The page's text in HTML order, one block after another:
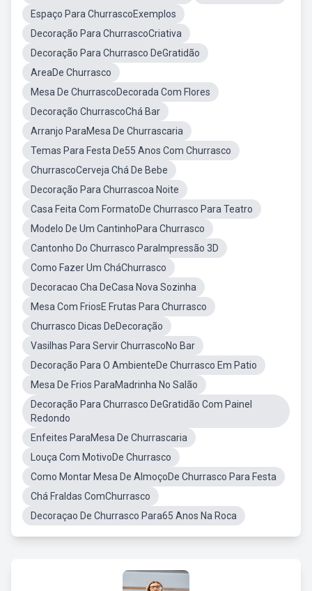
Espaço Para ChurrascoExemplos
Decoração Para ChurrascoCriativa
Decoração Para Churrasco DeGratidão
AreaDe Churrasco
Mesa De ChurrascoDecorada Com Flores
Decoração ChurrascoChá Bar
Arranjo ParaMesa De Churrascaria
Temas Para Festa De55 Anos Com Churrasco
ChurrascoCerveja Chá De Bebe
Decoração Para Churrascoa Noite
Casa Feita Com FormatoDe Churrasco Para Teatro
Modelo De Um CantinhoPara Churrasco
Cantonho Do Churrasco ParaImpressão 3D
Como Fazer Um CháChurrasco
Decoracao Cha DeCasa Nova Sozinha
Mesa Com FriosE Frutas Para Churrasco
Churrasco Dicas DeDecoração
Vasilhas Para Servir ChurrascoNo Bar
Decoração Para O AmbienteDe Churrasco Em Patio
Mesa De Frios ParaMadrinha No Salão
Decoração Para Churrasco DeGratidão Com Painel
Redondo
Enfeites ParaMesa De Churrascaria
Louça Com MotivoDe Churrasco
Como Montar Mesa De AlmoçoDe Churrasco Para Festa
Chá Fraldas ComChurrasco
Decoraçao De Churrasco Para65 Anos Na Roca